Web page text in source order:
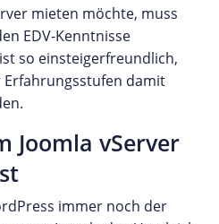
mieten möchte, muss
EDV-Kenntnisse
so einsteigerfreundlich,
Erfahrungsstufen damit
Joomla vServer
immer noch der